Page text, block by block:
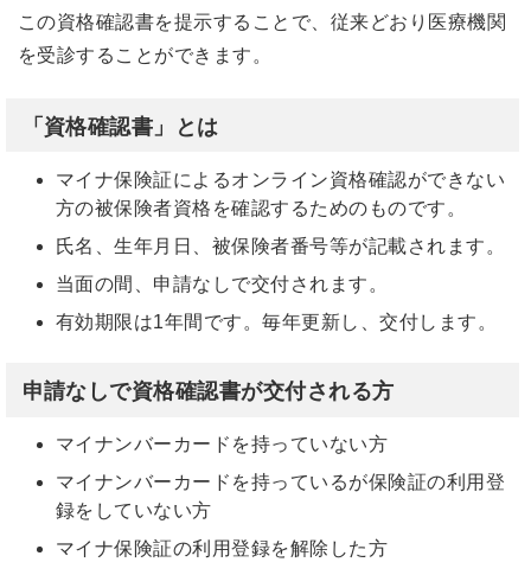
この資格確認書を提示することで、従来どおり医療機関
を受診することができます。
「資格確認書」とは
マイナ保険証によるオンライン資格確認ができない
方の被保険者資格を確認するためのものです。
氏名、生年月日、被保険者番号等が記載されます。
当面の間、申請なしで交付されます。
有効期限は1年間です。毎年更新し、交付します。
申請なしで資格確認書が交付される方
マイナンバーカードを持っていない方
マイナンバーカードを持っているが保険証の利用登
録をしていない方
マイナ保険証の利用登録を解除した方